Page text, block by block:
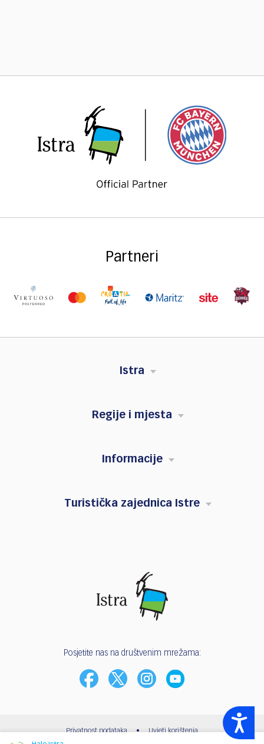
Accessibility
Partneri
Istra
Regije i mjesta
Informacije
Turistička zajednica Istre
Posjetite nas na društvenim mrežama:
Privatnost podataka • Uvjeti korištenja